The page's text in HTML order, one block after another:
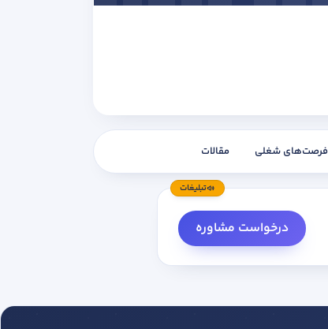
فرصت‌های شغلی مقالات
تبلیغات
درخواست مشاوره